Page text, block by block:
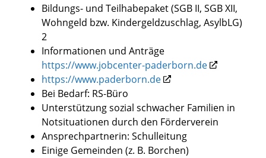
Bildungs- und Teilhabepaket (SGB II, SGB XII,
Wohngeld bzw. Kindergeldzuschlag, AsylbLG)
2
Informationen und Anträge
https://www.jobcenter-paderborn.de
https://www.paderborn.de
Bei Bedarf: RS-Büro
Unterstützung sozial schwacher Familien in
Notsituationen durch den Förderverein
Ansprechpartnerin: Schulleitung
Einige Gemeinden (z. B. Borchen)